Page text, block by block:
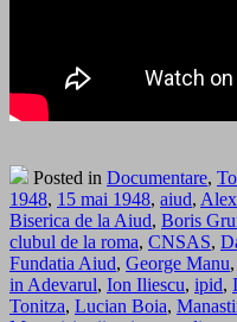
Posted in Documentare,
1948, 15 mai 1948, aiud,
Biserica de la Aiud, Boris
clubul de la roma, CNSAS,
Fundatia Aiud, George Manu,
in Adevarul, Ion Iliescu, ipid,
Tonitza, Lucian Boia,